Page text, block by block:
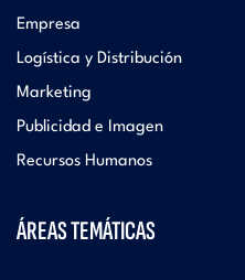
Empresa
Logística y Distribución
Marketing
Publicidad e Imagen
Recursos Humanos
ÁREAS TEMÁTICAS